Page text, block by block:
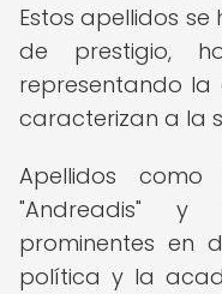
Estos apellidos
de prestigio,
representando la
caracterizan a la
Apellidos como
"Andreadis" y
prominentes en
política y la